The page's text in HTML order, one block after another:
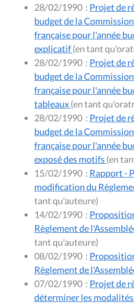
28/02/1990 : Projet de
budget de la
française pour l'année
explicatif
(en tant
28/02/1990 : Projet de
budget de la
française pour l'année
tableaux
(en tant
28/02/1990 : Projet de
budget de la
française pour l'année
exposé des motifs
15/02/1990 : Rapport -
modification du
tant qu'auteure)
14/02/1990 :
Règlement de
tant qu'auteure)
08/02/1990 :
Règlement de
07/02/1990 : Projet de
déterminer les